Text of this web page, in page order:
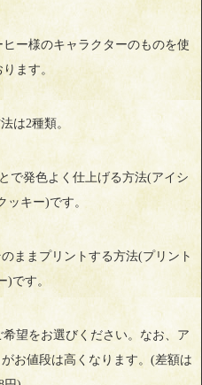
ー様のキャラクターのものを使
ます。
は2種類。
で発色よく仕上げる方法(アイシ
ッキー)です。
ままプリントする方法(プリント
)です。
望をお選びください。なお、ア
お値段は高くなります。(差額は